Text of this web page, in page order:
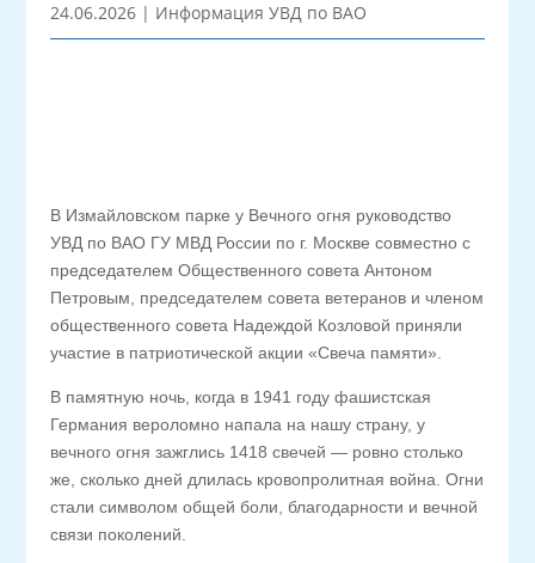
24.06.2026 | Информация УВД по ВАО
В Измайловском парке у Вечного огня руководство
УВД по ВАО ГУ МВД России по г. Москве совместно с
председателем Общественного совета Антоном
Петровым, председателем совета ветеранов и членом
общественного совета Надеждой Козловой приняли
участие в патриотической акции «Свеча памяти».
В памятную ночь, когда в 1941 году фашистская
Германия вероломно напала на нашу страну, у
вечного огня зажглись 1418 свечей — ровно столько
же, сколько дней длилась кровопролитная война. Огни
стали символом общей боли, благодарности и вечной
связи поколений.